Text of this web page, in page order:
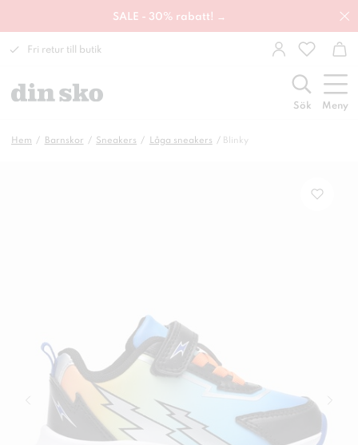
SALE - 30% rabatt! →
Fri retur till butik
Sök Meny
Hem Barnskor Sneakers Låga sneakers Blinky